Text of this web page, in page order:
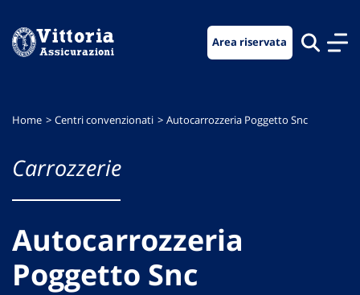
menu
contenuto
footer
Area riservata
Home Centri convenzionati Autocarrozzeria Poggetto Snc
Carrozzerie
Autocarrozzeria
Poggetto Snc